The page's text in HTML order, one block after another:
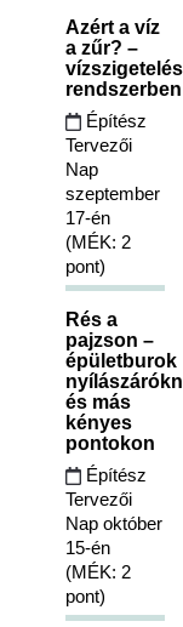
Azért a víz
a zűr? –
Építész
Tervezői
Nap
szeptember
17-én
(MÉK: 2
pont)
Rés a
pajzson –
épületburok
és más
kényes
pontokon
Építész
Tervezői
Nap október
15-én
(MÉK: 2
pont)